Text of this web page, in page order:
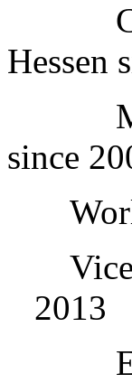
Hessen
since
2013